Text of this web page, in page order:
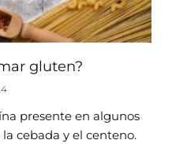
gluten?
presente en algunos
cebada y el centeno.